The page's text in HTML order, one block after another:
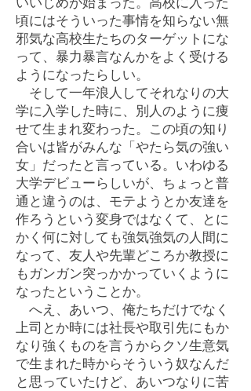
頃にはそういった事情を知らない無
邪気な高校生たちのターゲットにな
って、暴力暴言なんかをよく受ける
ようになったらしい。
そして一年浪人してそれなりの大
学に入学した時に、別人のように痩
せて生まれ変わった。この頃の知り
合いは皆がみんな「やたら気の強い
女」だったと言っている。いわゆる
大学デビューらしいが、ちょっと普
通と違うのは、モテようとか友達を
作ろうという変身ではなくて、とに
かく何に対しても強気強気の人間に
なって、友人や先輩どころか教授に
もガンガン突っかかっていくように
なったということか。
へえ、あいつ、俺たちだけでなく
上司とか時には社長や取引先にもか
なり強くものを言うからクソ生意気
で生まれた時からそういう奴なんだ
と思っていたけど、あいつなりに苦